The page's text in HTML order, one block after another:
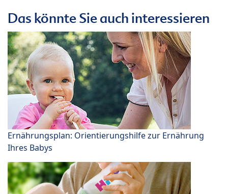
Das könnte Sie auch interessieren
Ernährungsplan: Orientierungshilfe zur Ernährung
Ihres Babys